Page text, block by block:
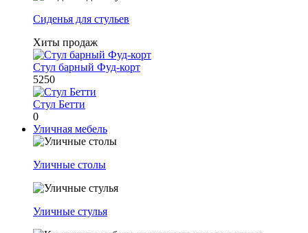
Сиденья для стульев
Хиты продаж
Стул барный Фуд-корт
5250
Стул Бетти
0
Уличная мебель
Уличные столы
Уличные стулья